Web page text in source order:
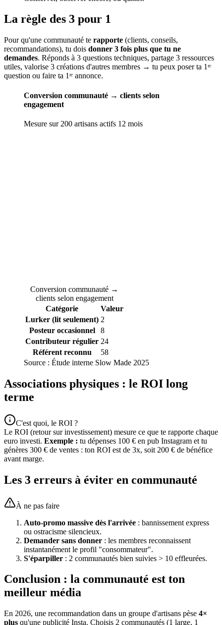
La règle des 3 pour 1
Pour qu'une communauté te rapporte (clients, conseils,
recommandations), tu dois donner 3 fois plus que tu ne
demandes. Réponds à 3 questions techniques, partage 3 ressources
utiles, valorise 3 créations d'autres membres → tu peux poser ta 1ʳᵉ
question ou faire ta 1ʳᵉ annonce.
Conversion communauté → clients selon
engagement
Mesure sur 200 artisans actifs 12 mois
Conversion communauté →
clients selon engagement
Catégorie
Valeur
Lurker (lit seulement) 2
Posteur occasionnel
8
Contributeur régulier 24
Référent reconnu
58
Source : Étude interne Slow Made 2025
Associations physiques : le ROI long
terme
C'est quoi, le ROI ?
Le ROI (retour sur investissement) mesure ce que te rapporte chaque
euro investi. Exemple : tu dépenses 100 € en pub Instagram et tu
génères 300 € de ventes : ton ROI est de 3x, soit 200 € de bénéfice
avant marge.
Les 3 erreurs à éviter en communauté
À ne pas faire
Auto-promo massive dès l'arrivée : bannissement express
ou ostracisme silencieux.
Demander sans donner : les membres reconnaissent
instantanément le profil "consommateur".
S'éparpiller : 2 communautés bien suivies > 10 effleurées.
Conclusion : la communauté est ton
meilleur média
En 2026, une recommandation dans un groupe d'artisans pèse 4×
plus qu'une publicité Insta. Choisis 2 communautés (1 large, 1